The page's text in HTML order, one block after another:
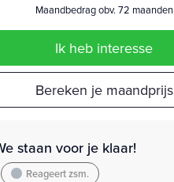
Maandbedrag obv. 72 maanden
Ik heb interesse
Bereken je maandprijs
staan voor je klaar!
Reageert zsm.